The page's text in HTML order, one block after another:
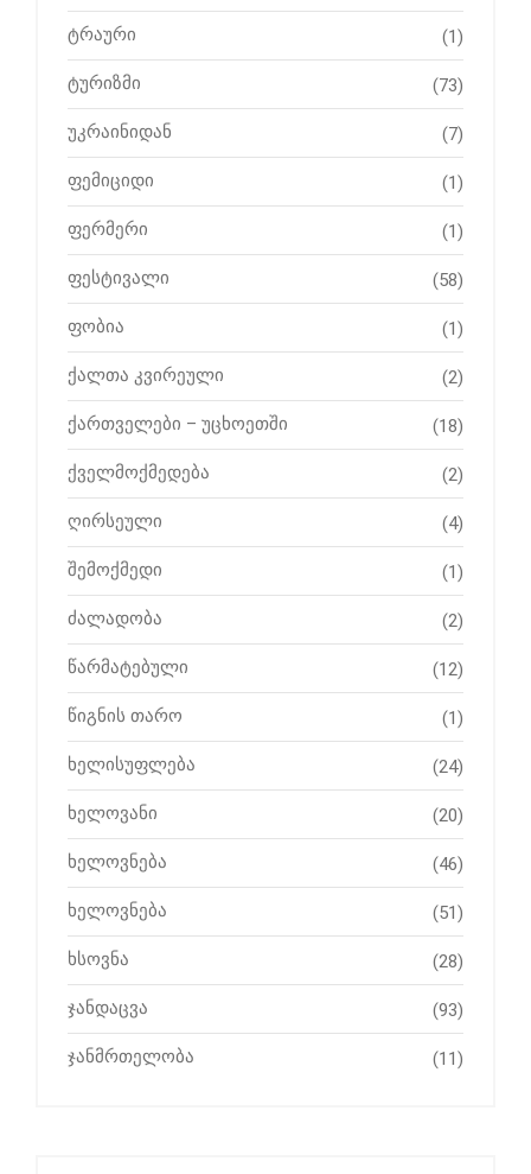
ტრაური (1)
ტურიზმი (73)
უკრაინიდან (7)
ფემიციდი (1)
ფერმერი (1)
ფესტივალი (58)
ფობია (1)
ქალთა კვირეული (2)
ქართველები – უცხოეთში (18)
ქველმოქმედება (2)
ღირსეული (4)
შემოქმედი (1)
ძალადობა (2)
წარმატებული (12)
წიგნის თარო (1)
ხელისუფლება (24)
ხელოვანი (20)
ხელოვნება (46)
ხელოვნება (51)
ხსოვნა (28)
ჯანდაცვა (93)
ჯანმრთელობა (11)